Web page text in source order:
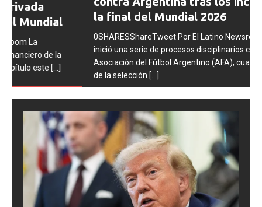
la final del Mundial 2026
0SHARESShareTweet Por El Latino Newsroom La FIFA
inició una serie de procesos disciplinarios contra la
Asociación del Fútbol Argentino (AFA), cuatro integrantes
de la selección